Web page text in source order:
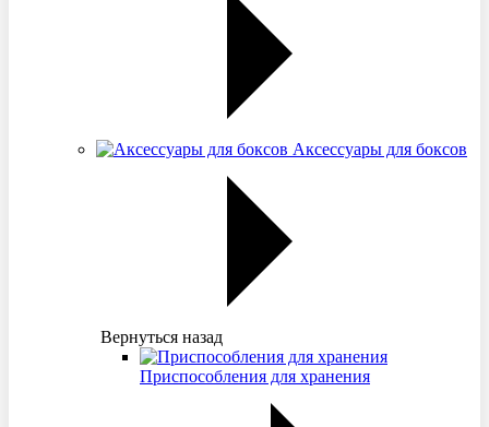
Аксессуары для боксов
Вернуться назад
Приспособления для хранения